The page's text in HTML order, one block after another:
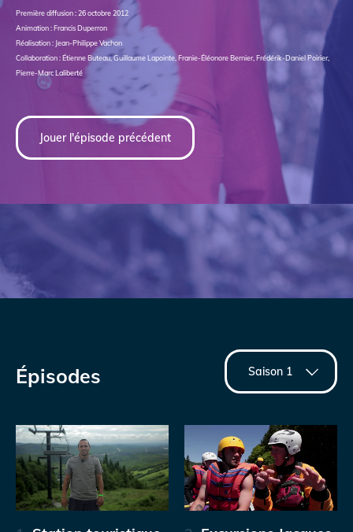
Première diffusion : 26 octobre 2012
Animation : Francis Duperron
Réalisation : Jean-Philippe Vachon
Collaboration : Étienne Buteau, Guillaume Lapointe, Franie-Éléonore Bernier, Frédérik-Daniel Poirier,
Pierre-Marc Laliberté
Jouer l'épisode précédent
Épisodes